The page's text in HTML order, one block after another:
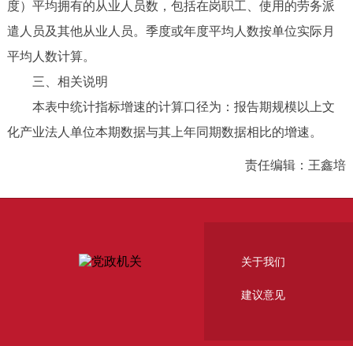
度）平均拥有的从业人员数，包括在岗职工、使用的劳务派
遣人员及其他从业人员。季度或年度平均人数按单位实际月
平均人数计算。
三、相关说明
本表中统计指标增速的计算口径为：报告期规模以上文
化产业法人单位本期数据与其上年同期数据相比的增速。
责任编辑：王鑫培
关于我们
建议意见